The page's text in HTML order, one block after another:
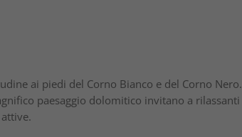
ai piedi del Corno Bianco e del Corno
paesaggio dolomitico invitano a